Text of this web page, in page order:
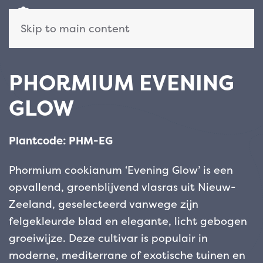
Skip to main content
PHORMIUM EVENING
GLOW
Plantcode: PHM-EG
Phormium cookianum ‘Evening Glow’ is een
opvallend, groenblijvend vlasras uit Nieuw-
Zeeland, geselecteerd vanwege zijn
felgekleurde blad en elegante, licht gebogen
groeiwijze. Deze cultivar is populair in
moderne, mediterrane of exotische tuinen en